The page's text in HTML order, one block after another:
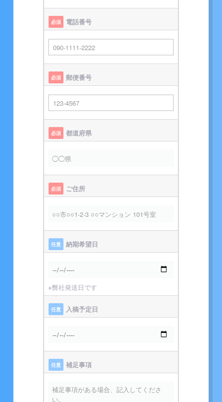
必須 電話番号
必須 郵便番号
必須 都道府県
必須 ご住所
任意 納期希望日
※弊社発送日です
任意 入稿予定日
任意 補足事項